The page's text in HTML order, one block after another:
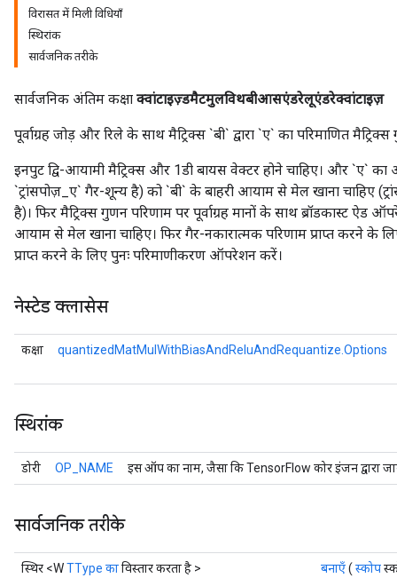
विरासत में मिली विधियाँ
स्थिरांक
सार्वजनिक तरीके
सार्वजनिक अंतिम कक्षा क्वांटाइज़्डमैटमुलविथबीआसएंडरेलूएंडरेक्वांटाइज़
पूर्वाग्रह जोड़ और रिले के साथ मैट्रिक्स `बी` द्वारा `ए` का परिमाणित
इनपुट द्वि-आयामी मैट्रिक्स और 1डी बायस वेक्टर होने चाहिए। और `ए`
`ट्रांसपोज़_ए` गैर-शून्य है) को `बी` के बाहरी आयाम से मेल खाना चाहिए
है)। फिर मैट्रिक्स गुणन परिणाम पर पूर्वाग्रह मानों के साथ ब्रॉडकास्ट ऐड
आयाम से मेल खाना चाहिए। फिर गैर-नकारात्मक परिणाम प्राप्त करने के
प्राप्त करने के लिए पुनः परिमाणीकरण ऑपरेशन करें।
नेस्टेड क्लासेस
कक्षा quantizedMatMulWithBiasAndReluAndRequantize.Options
स्थिरांक
डोरी OP_NAME इस ऑप का नाम, जैसा कि TensorFlow कोर इंजन द्वारा
सार्वजनिक तरीके
स्थिर <WTType काविस्तार करता है >
बनाएँ( स्कोप